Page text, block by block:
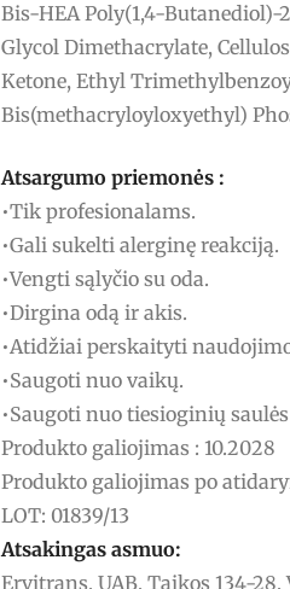
Bis-HEA Poly(1,4-
Glycol Dimethacrylate,
Ketone, Ethyl
Bis(methacryloyloxyethyl)
Atsargumo priemonės :
•Tik profesionalams.
•Gali sukelti alerginę reakciją.
•Vengti sąlyčio su oda.
•Dirgina odą ir akis.
•Atidžiai perskaityti
•Saugoti nuo vaikų.
•Saugoti nuo tiesioginių
Produkto galiojimas : 10.2028
Produkto galiojimas po
LOT: 01839/13
Atsakingas asmuo:
Ervitrans, UAB, Taikos 134-